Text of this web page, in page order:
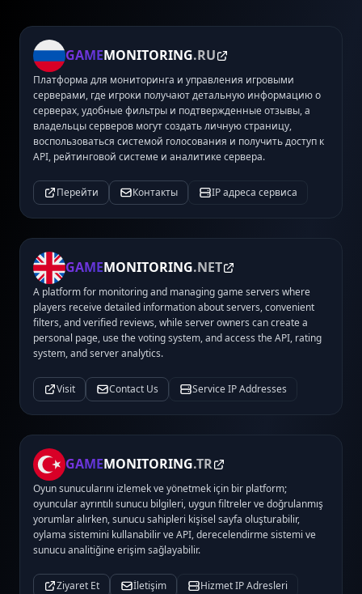
GAMEMONITORING.RU
Платформа для мониторинга и управления игровыми
серверами, где игроки получают детальную информацию о
серверах, удобные фильтры и подтвержденные отзывы, а
владельцы серверов могут создать личную страницу,
воспользоваться системой голосования и получить доступ к
API, рейтинговой системе и аналитике сервера.
Перейти Контакты IP адреса сервиса
GAMEMONITORING.NET
A platform for monitoring and managing game servers where
players receive detailed information about servers, convenient
filters, and verified reviews, while server owners can create a
personal page, use the voting system, and access the API, rating
system, and server analytics.
Visit Contact Us Service IP Addresses
GAMEMONITORING.TR
Oyun sunucularını izlemek ve yönetmek için bir platform;
oyuncular ayrıntılı sunucu bilgileri, uygun filtreler ve doğrulanmış
yorumlar alırken, sunucu sahipleri kişisel sayfa oluşturabilir,
oylama sistemini kullanabilir ve API, derecelendirme sistemi ve
sunucu analitiğine erişim sağlayabilir.
Ziyaret Et İletişim Hizmet IP Adresleri